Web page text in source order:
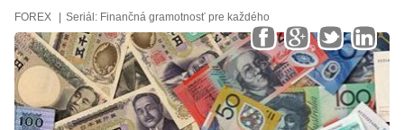
FOREX Seriál: Finančná gramotnosť pre každého